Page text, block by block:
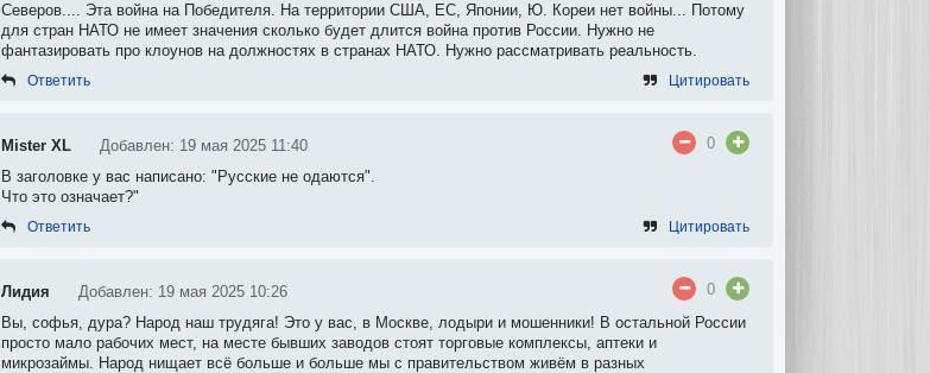
Северов.... Эта война на Победителя. На территории США, ЕС, Японии, Ю. Кореи нет войны... Потому
для стран НАТО не имеет значения сколько будет длится война против России. Нужно не
фантазировать про клоунов на должностях в странах НАТО. Нужно рассматривать реальность.
Ответить Цитировать
Mister XL Добавлен: 19 мая 2025 11:40
0
В заголовке у вас написано: "Русские не одаются".
Что это означает?"
Ответить Цитировать
Лидия Добавлен: 19 мая 2025 10:26
0
Вы, софья, дура? Народ наш трудяга! Это у вас, в Москве, лодыри и мошенники! В остальной России
просто мало рабочих мест, на месте бывших заводов стоят торговые комплексы, аптеки и
микрозаймы. Народ нищает всё больше и больше мы с правительством живём в разных